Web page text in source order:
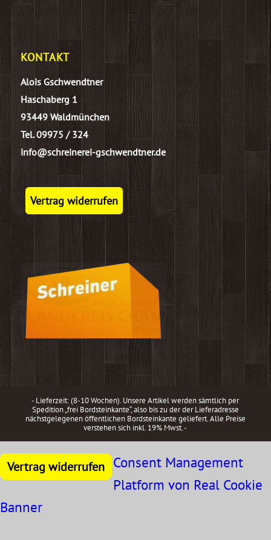
KONTAKT
Alois Gschwendtner
Haschaberg 1
93449 Waldmünchen
Tel. 09975 / 324
info@schreinerei-gschwendtner.de
Vertrag widerrufen
- Lieferzeit: (8-10 Wochen). Unsere Artikel werden sämtlich per
Spedition „frei Bordsteinkante“, also bis zu der der Lieferadresse
nächstgelegenen öffentlichen Bordsteinkante geliefert. Alle Preise
verstehen sich inkl. 19% Mwst. -
Vertrag widerrufen Consent Management
Platform von Real Cookie
Banner